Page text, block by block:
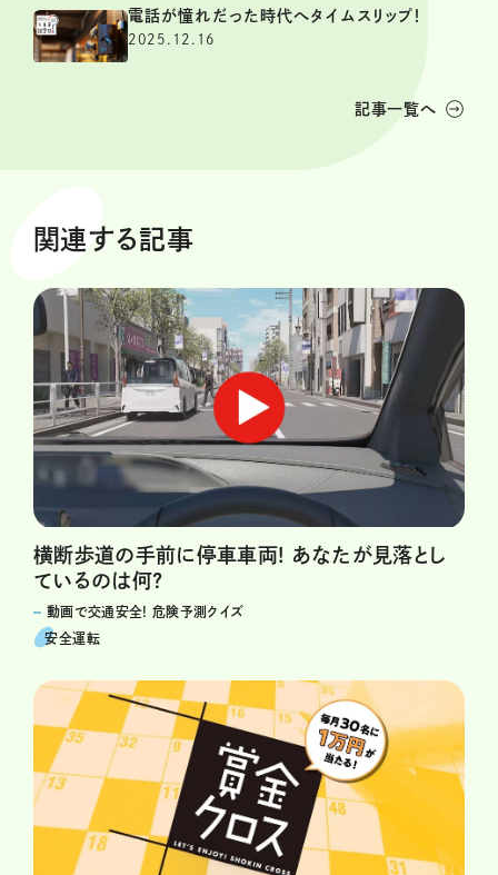
電話が憧れだった時代へタイムスリップ！
2025.12.16
記事一覧へ
関連する記事
横断歩道の手前に停車車両! あなたが見落とし
ているのは何?
動画で交通安全! 危険予測クイズ
安全運転